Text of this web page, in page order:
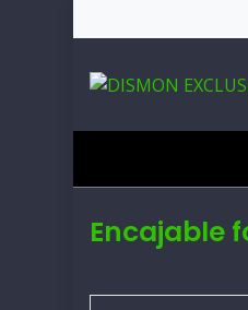
Encajable